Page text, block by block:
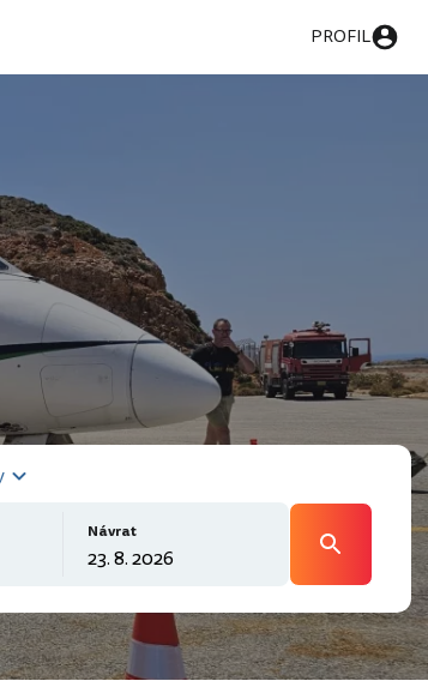
PROFIL
Návrat